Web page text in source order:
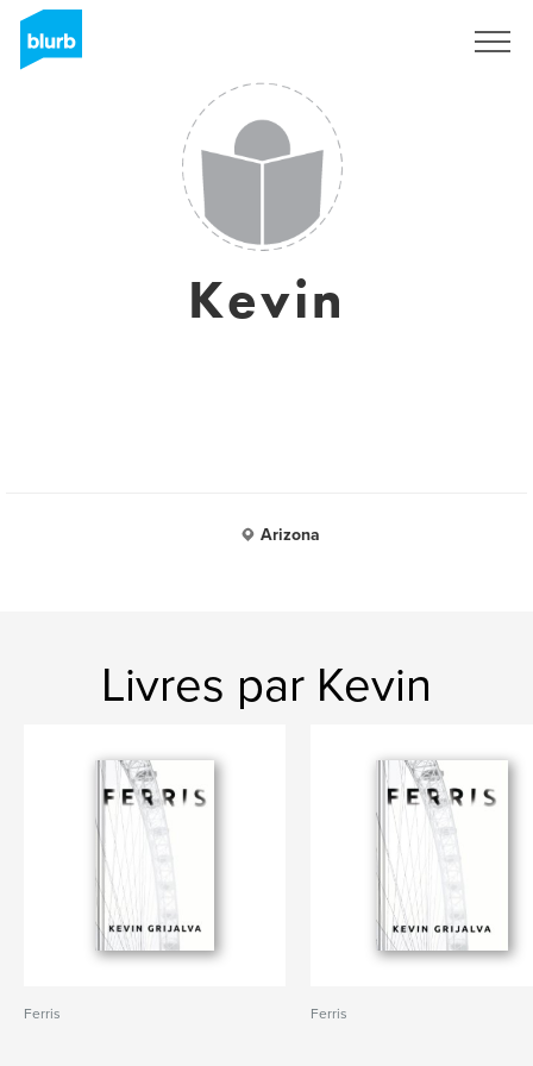
Kevin
Arizona
Livres par Kevin
Ferris Ferris